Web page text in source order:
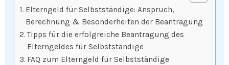
Elterngeld für Selbstständige: Anspruch,
Berechnung & Besonderheiten der Beantragung
Tipps für die erfolgreiche Beantragung des
Elterngeldes für Selbstständige
FAQ zum Elterngeld für Selbstständige